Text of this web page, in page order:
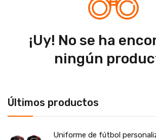
Últimos productos
Uniforme de fútbol
¡Uy! No se ha
ningún